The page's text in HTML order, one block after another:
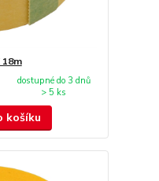
18m
dostupné do 3 dnů
> 5 ks
košíku